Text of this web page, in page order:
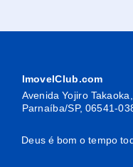
ImovelClub.com
Avenida Yojiro
Parnaíba/SP, 06541-
Deus é bom o tempo